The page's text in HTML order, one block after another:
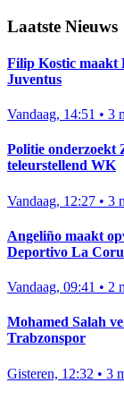
Laatste Nieuws
Filip Kostic maakt
Juventus
Vandaag, 14:51 • 3
Politie onderzoekt
teleurstellend WK
Vandaag, 12:27 • 3
Angeliño maakt
Deportivo La
Vandaag, 09:41 • 2
Mohamed Salah
Trabzonspor
Gisteren, 12:32 • 3